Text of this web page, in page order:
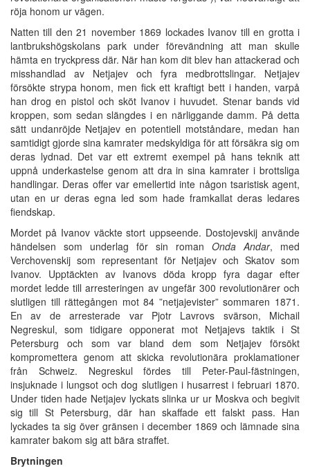
röja honom ur vägen.
Natten till den 21 november 1869 lockades Ivanov till en grotta i
lantbrukshögskolans park under förevändning att man skulle
hämta en tryckpress där. När han kom dit blev han attackerad och
misshandlad av Netjajev och fyra medbrottslingar. Netjajev
försökte strypa honom, men fick ett kraftigt bett i handen, varpå
han drog en pistol och sköt Ivanov i huvudet. Stenar bands vid
kroppen, som sedan slängdes i en närliggande damm. På detta
sätt undanröjde Netjajev en potentiell motståndare, medan han
samtidigt gjorde sina kamrater medskyldiga för att försäkra sig om
deras lydnad. Det var ett extremt exempel på hans teknik att
uppnå underkastelse genom att dra in sina kamrater i brottsliga
handlingar. Deras offer var emellertid inte någon tsaristisk agent,
utan en ur deras egna led som hade framkallat deras ledares
fiendskap.
Mordet på Ivanov väckte stort uppseende. Dostojevskij använde
händelsen som underlag för sin roman Onda Andar, med
Verchovenskij som representant för Netjajev och Skatov som
Ivanov. Upptäckten av Ivanovs döda kropp fyra dagar efter
mordet ledde till arresteringen av ungefär 300 revolutionärer och
slutligen till rättegången mot 84 ”netjajevister” sommaren 1871.
En av de arresterade var Pjotr Lavrovs svärson, Michail
Negreskul, som tidigare opponerat mot Netjajevs taktik i St
Petersburg och som var bland dem som Netjajev försökt
kompromettera genom att skicka revolutionära proklamationer
från Schweiz. Negreskul fördes till Peter-Paul-fästningen,
insjuknade i lungsot och dog slutligen i husarrest i februari 1870.
Under tiden hade Netjajev lyckats slinka ur ur Moskva och begivit
sig till St Petersburg, där han skaffade ett falskt pass. Han
lyckades ta sig över gränsen i december 1869 och lämnade sina
kamrater bakom sig att bära straffet.
Brytningen